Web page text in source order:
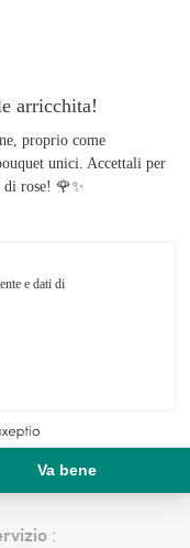
al sole e sbalzi di
o fonti di
con
confezionati il
la
viene
: